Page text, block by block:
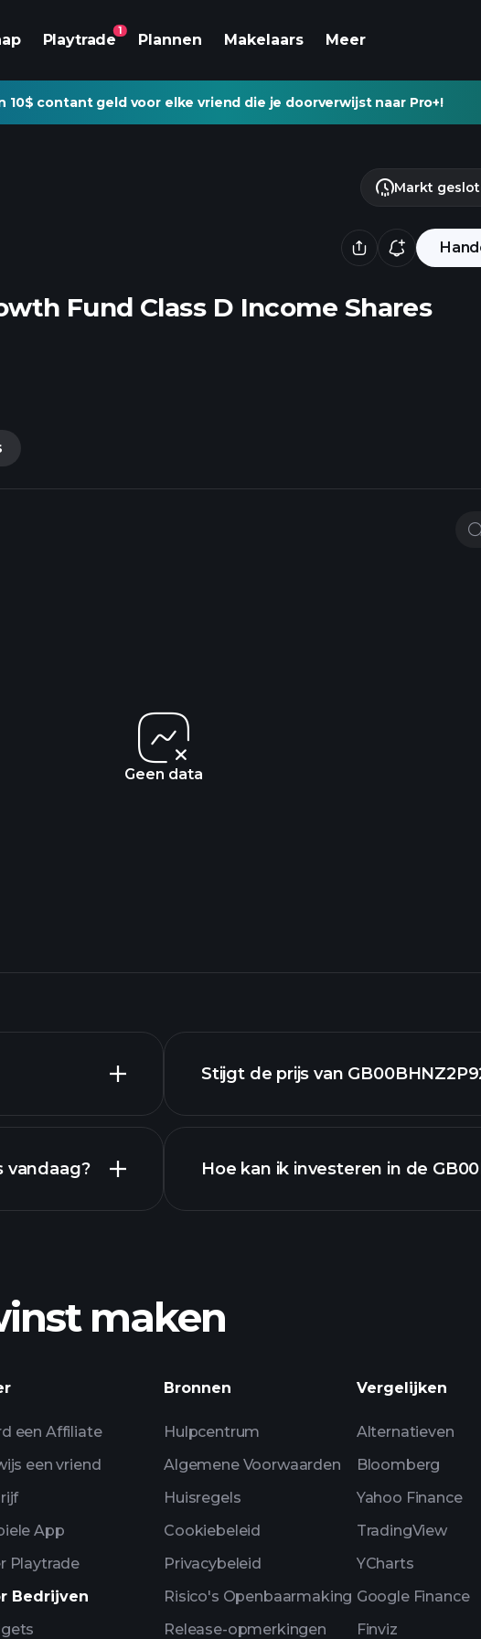
Playtrade
1
Plannen Makelaars Meer
10$ contant geld voor elke vriend die je doorverwijst naar Pro+!
Fund Class D Income Shares
Markt
Geen data
vandaag?
Stijgt de prijs van
Hoe kan ik investeren in de
maken
een Affiliate
een vriend
App
Playtrade
Bedrijven
Bronnen
Hulpcentrum
Algemene Voorwaarden
Huisregels
Cookiebeleid
Privacybeleid
Risico's Openbaarmaking
Release-opmerkingen
Vergelijken
Alternatieven
Bloomberg
Yahoo Finance
TradingView
YCharts
Google Finance
Finviz